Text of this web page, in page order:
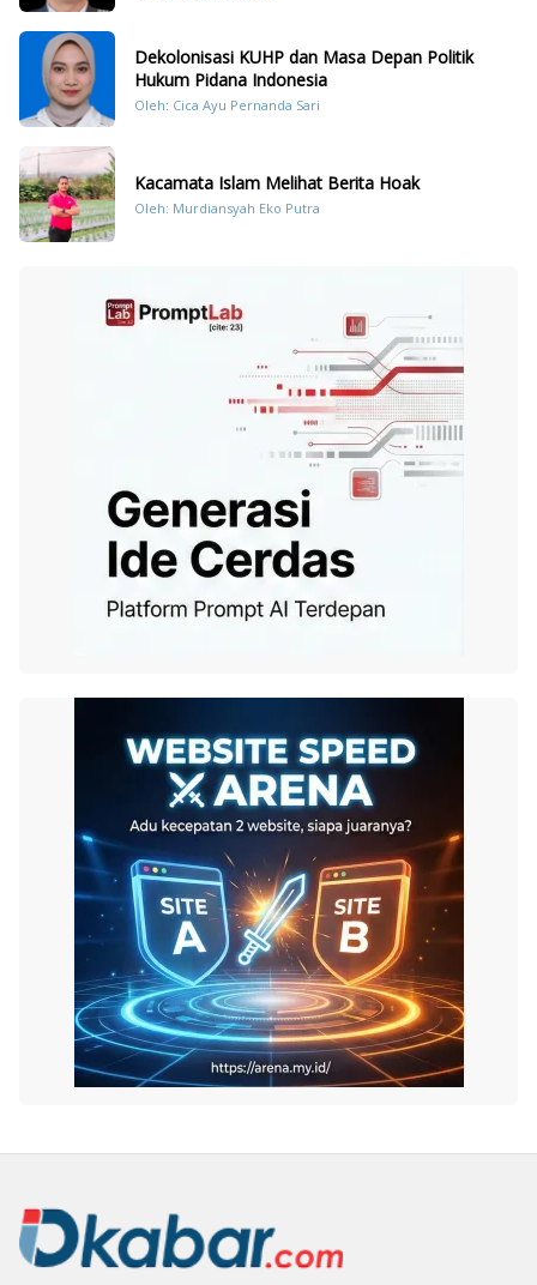
Dekolonisasi KUHP dan Masa Depan Politik
Hukum Pidana Indonesia
Oleh: Cica Ayu Pernanda Sari
Kacamata Islam Melihat Berita Hoak
Oleh: Murdiansyah Eko Putra